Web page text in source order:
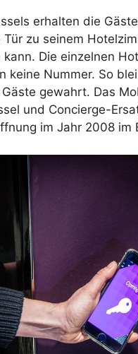
erhalten die
zu seinem
Die einzelnen
keine Nummer. So
gewahrt. Das
und Concierge-
im Jahr 2008 im